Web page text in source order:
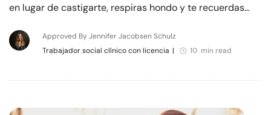
en lugar de castigarte, respiras hondo y te recuerdas…
Approved By Jennifer Jacobsen Schulz
Trabajador social clínico con licencia | 10 min read